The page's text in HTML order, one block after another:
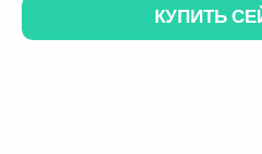
КУПИТЬ